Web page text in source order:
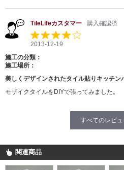
TileLifeカスタマー 購入確認済
2013-12-19
施工の分類：
施工場所：
美しくデザインされたタイル貼りキッチン
モザイクタイルをDIYで張ってみました。
すべてのレビ
関連商品